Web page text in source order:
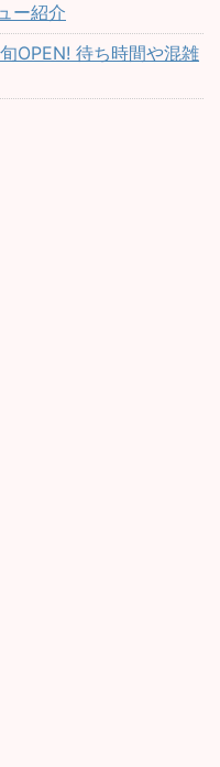
ー紹介
OPEN! 待ち時間や混雑